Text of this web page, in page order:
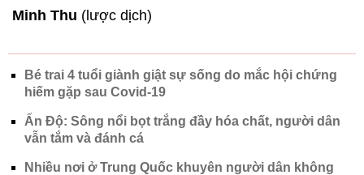
Minh Thu (lược dịch)
Bé trai 4 tuổi giành giật sự sống do mắc hội chứng
hiếm gặp sau Covid-19
Ấn Độ: Sông nổi bọt trắng đầy hóa chất, người dân
vẫn tắm và đánh cá
Nhiều nơi ở Trung Quốc khuyên người dân không